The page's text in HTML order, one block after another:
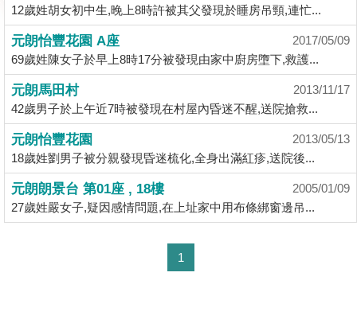
宅
谷
按
揭
地
產
博
客
地
12歲姓胡女初中生,晚上8時許被其父發現於睡房吊頸,連忙...
元朗怡豐花園 A座
2017/05/09
69歲姓陳女子於早上8時17分被發現由家中廚房墮下,救護...
元朗馬田村
2013/11/17
42歲男子於上午近7時被發現在村屋內昏迷不醒,送院搶救...
元朗怡豐花園
2013/05/13
18歲姓劉男子被分親發現昏迷梳化,全身出滿紅疹,送院後...
元朗朗景台 第01座 , 18樓
2005/01/09
27歲姓嚴女子,疑因感情問題,在上址家中用布條綁窗邊吊...
1